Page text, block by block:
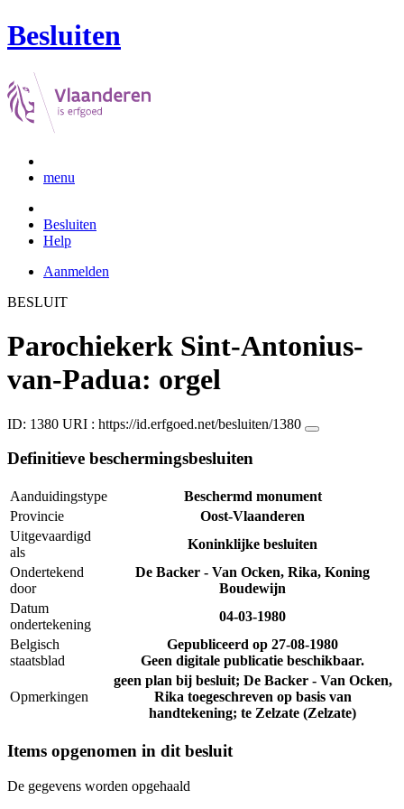
Besluiten
menu
Besluiten
Help
Aanmelden
BESLUIT
Parochiekerk Sint-Antonius-
van-Padua: orgel
ID: 1380 URI : https://id.erfgoed.net/besluiten/1380
Definitieve beschermingsbesluiten
Aanduidingstype
Beschermd monument
Provincie
Oost-Vlaanderen
Uitgevaardigd
als
Koninklijke besluiten
Ondertekend
door
De Backer - Van Ocken, Rika, Koning
Boudewijn
Datum
ondertekening
04-03-1980
Belgisch
staatsblad
Gepubliceerd op 27-08-1980
Geen digitale publicatie beschikbaar.
Opmerkingen
geen plan bij besluit; De Backer - Van Ocken,
Rika toegeschreven op basis van
handtekening; te Zelzate (Zelzate)
Items opgenomen in dit besluit
De gegevens worden opgehaald